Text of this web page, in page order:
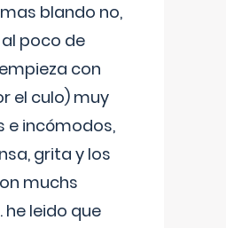
blando no,
poco de
con
el culo) muy
e incómodos,
grita y los
muchs
leido que